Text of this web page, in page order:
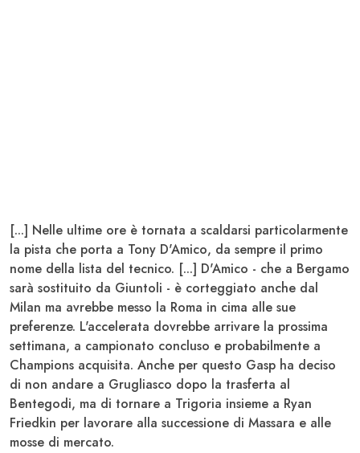
[...] Nelle ultime ore è tornata a scaldarsi particolarmente
la pista che porta a Tony D'Amico, da sempre il primo
nome della lista del tecnico. [...] D'Amico - che a Bergamo
sarà sostituito da Giuntoli - è corteggiato anche dal
Milan ma avrebbe messo la Roma in cima alle sue
preferenze. L'accelerata dovrebbe arrivare la prossima
settimana, a campionato concluso e probabilmente a
Champions acquisita. Anche per questo Gasp ha deciso
di non andare a Grugliasco dopo la trasferta al
Bentegodi, ma di tornare a Trigoria insieme a Ryan
Friedkin per lavorare alla successione di Massara e alle
mosse di mercato.